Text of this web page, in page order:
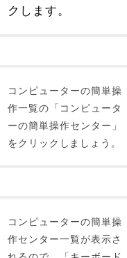
クします。
コンピューターの簡単操
作一覧の「コンピュータ
ーの簡単操作センター」
をクリックしましょう。
コンピューターの簡単操
作センター一覧が表示さ